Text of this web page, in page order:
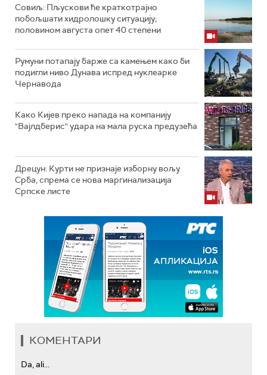
Совиљ: Пљускови ће краткотрајно
побољшати хидролошку ситуацију;
половином августа опет 40 степени
Румуни потапају барже са камењем како би
подигли ниво Дунава испред нуклеарке
Чернавода
Како Кијев преко напада на компанију
"Вајлдберис" удара на мала руска предузећа
Дрецун: Курти не признаје изборну вољу
Срба, спрема се нова маргинализација
Српске листе
КОМЕНТАРИ
Da, ali...